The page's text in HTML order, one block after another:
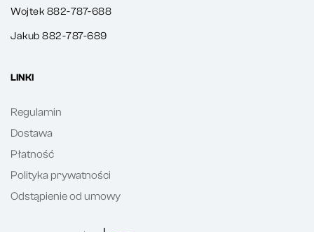
Wojtek 882-787-688
Jakub 882-787-689
LINKI
Regulamin
Dostawa
Płatność
Polityka prywatności
Odstąpienie od umowy